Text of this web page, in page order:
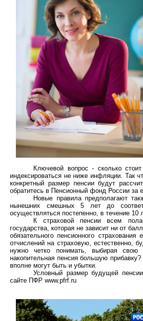
Ключевой вопрос - сколько
индексироваться не ниже инфляции. Так
конкретный размер пенсии будут
обратитесь в Пенсионный фонд России за
Новые правила предполагают
нынешних смешных 5 лет до
осуществляться постепенно, в течение 10
К страховой пенсии всем
государства, которая не зависит ни от
обязательного пенсионного
отчислений на страховую, естественно,
нужно четко понимать, выбирая свою
накопительная пенсия большую
вполне могут быть и убытки.
Условный размер будущей
сайте ПФР www.pfrf.ru